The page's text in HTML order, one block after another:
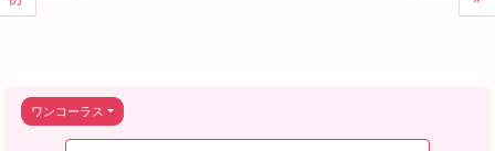
ワンコーラス